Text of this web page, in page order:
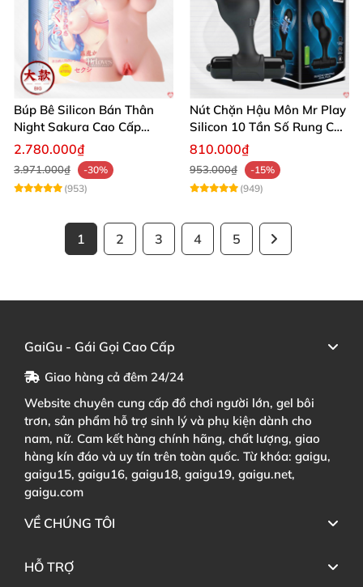
Búp Bê Silicon Bán Thân
Night Sakura Cao Cấp
Rung Đa Chức Năng
2.780.000₫
3.971.000₫
-30%
(953)
Nút Chặn Hậu Môn Mr Play
Silicon 10 Tần Số Rung Cao
Cấp
810.000₫
953.000₫
-15%
(949)
1 2 3 4 5
GaiGu - Gái Gọi Cao Cấp
Giao hàng cả đêm 24/24
Website chuyên cung cấp đồ chơi người lớn, gel bôi
trơn, sản phẩm hỗ trợ sinh lý và phụ kiện dành cho
nam, nữ. Cam kết hàng chính hãng, chất lượng, giao
hàng kín đáo và uy tín trên toàn quốc. Từ khóa: gaigu,
gaigu15, gaigu16, gaigu18, gaigu19, gaigu.net,
gaigu.com
VỀ CHÚNG TÔI
HỖ TRỢ